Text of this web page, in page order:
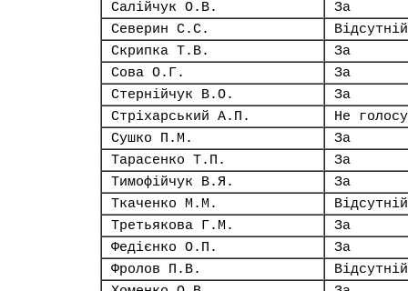
Салійчук О.В.
За
Северин С.С.
Відсутній
Скрипка Т.В.
За
Сова О.Г.
За
Стернійчук В.О.
За
Стріхарський А.П.
Не
Сушко П.М.
За
Тарасенко Т.П.
За
Тимофійчук В.Я.
За
Ткаченко М.М.
Відсутній
Третьякова Г.М.
За
Федієнко О.П.
За
Фролов П.В.
Відсутній